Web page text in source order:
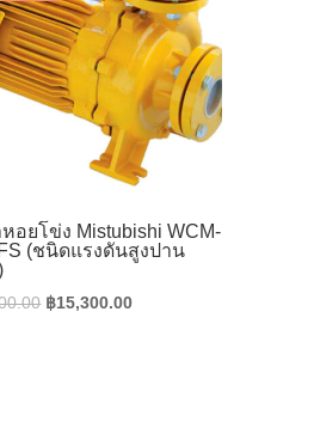
อยโข่ง Mistubishi WCM-
(ชนิดแรงดันสูงปาน
Original
฿15,300.00Current